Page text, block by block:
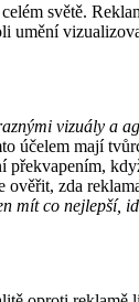
světě.
umění
vizuály a
účelem mají
zda
mít co nejlepší,